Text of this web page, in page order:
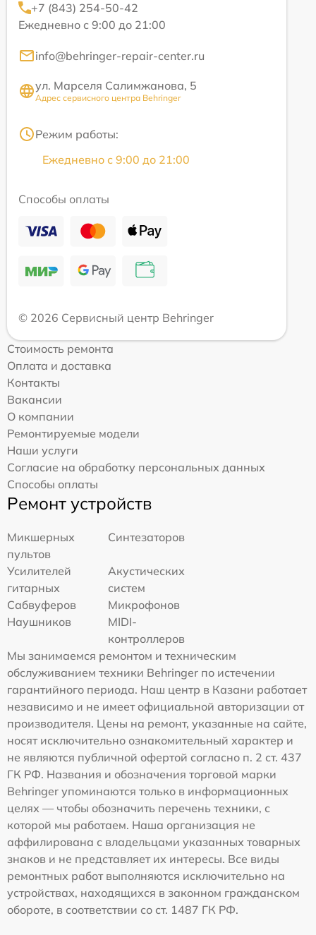
+7 (843) 254-50-42
Ежедневно с 9:00 до 21:00
info@behringer-repair-center.ru
ул. Марселя Салимжанова, 5
Адрес сервисного центра Behringer
Режим работы:
Ежедневно с 9:00 до 21:00
Способы оплаты
© 2026 Сервисный центр Behringer
Стоимость ремонта
Оплата и доставка
Контакты
Вакансии
О компании
Ремонтируемые модели
Наши услуги
Согласие на обработку персональных данных
Способы оплаты
Ремонт устройств
Микшерных
пультов
Синтезаторов
Усилителей
гитарных
Акустических
систем
Сабвуферов
Микрофонов
Наушников
MIDI-
контроллеров
Мы занимаемся ремонтом и техническим
обслуживанием техники Behringer по истечении
гарантийного периода. Наш центр в Казани работает
независимо и не имеет официальной авторизации от
производителя. Цены на ремонт, указанные на сайте,
носят исключительно ознакомительный характер и
не являются публичной офертой согласно п. 2 ст. 437
ГК РФ. Названия и обозначения торговой марки
Behringer упоминаются только в информационных
целях — чтобы обозначить перечень техники, с
которой мы работаем. Наша организация не
аффилирована с владельцами указанных товарных
знаков и не представляет их интересы. Все виды
ремонтных работ выполняются исключительно на
устройствах, находящихся в законном гражданском
обороте, в соответствии со ст. 1487 ГК РФ.